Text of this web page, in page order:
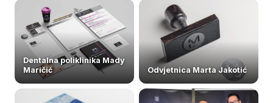
Dentalna poliklinika Mady
Maričić
Odvjetnica Marta Jakotić